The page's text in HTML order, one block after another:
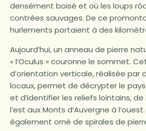
densément boisé et où les loups
contrées sauvages. De ce
hurlements portaient à des
Aujourd’hui, un anneau de pierre
« l’Oculus » couronne le sommet.
d’orientation verticale, réalisée par
locaux, permet de décrypter le
et d’identifier les reliefs lointains, de
l’est aux Monts d’Auvergne à
également orné de spirales de